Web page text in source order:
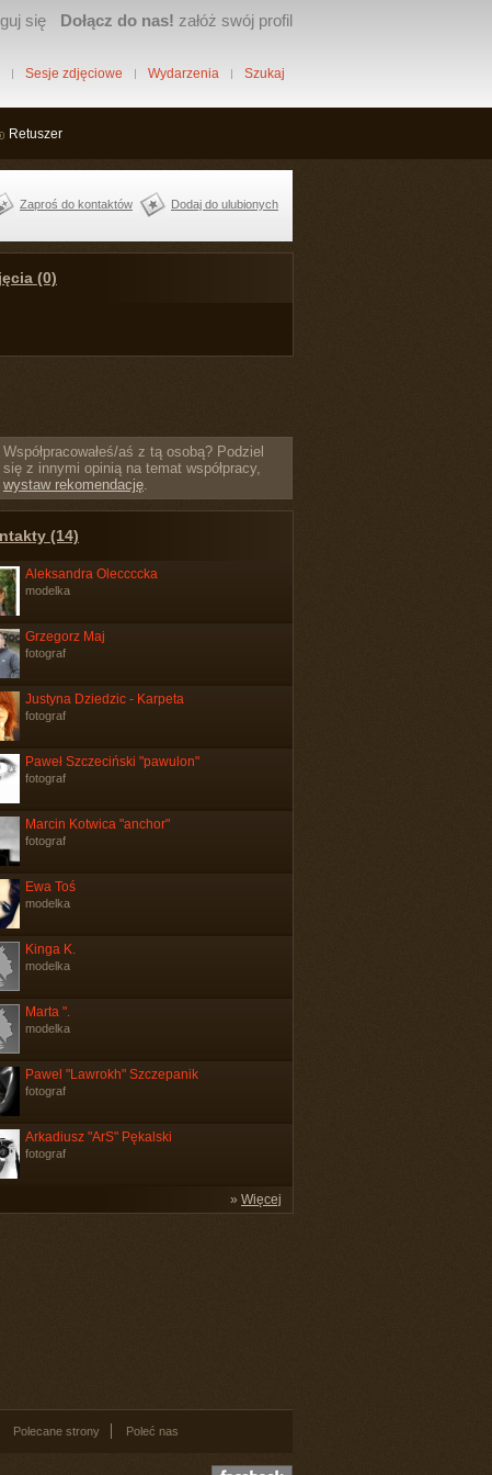
się Dołącz do nas! załóż swój profil
Sesje zdjęciowe Wydarzenia Szukaj
Retuszer
Zaproś do kontaktów Dodaj do ulubionych
(0)
Współpracowałeś/aś z tą osobą? Podziel
się z innymi opinią na temat współpracy,
wystaw rekomendację.
(14)
Aleksandra Oleccccka
modelka
Grzegorz Maj
fotograf
Justyna Dziedzic - Karpeta
fotograf
Paweł Szczeciński "pawulon"
fotograf
Marcin Kotwica "anchor"
fotograf
Ewa Toś
modelka
Kinga K.
modelka
Marta ".
modelka
Pawel "Lawrokh" Szczepanik
fotograf
Arkadiusz "ArS" Pękalski
fotograf
» Więcej
Polecane strony Poleć nas